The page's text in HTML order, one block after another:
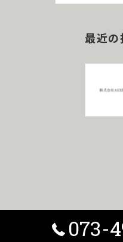
最近の
073-